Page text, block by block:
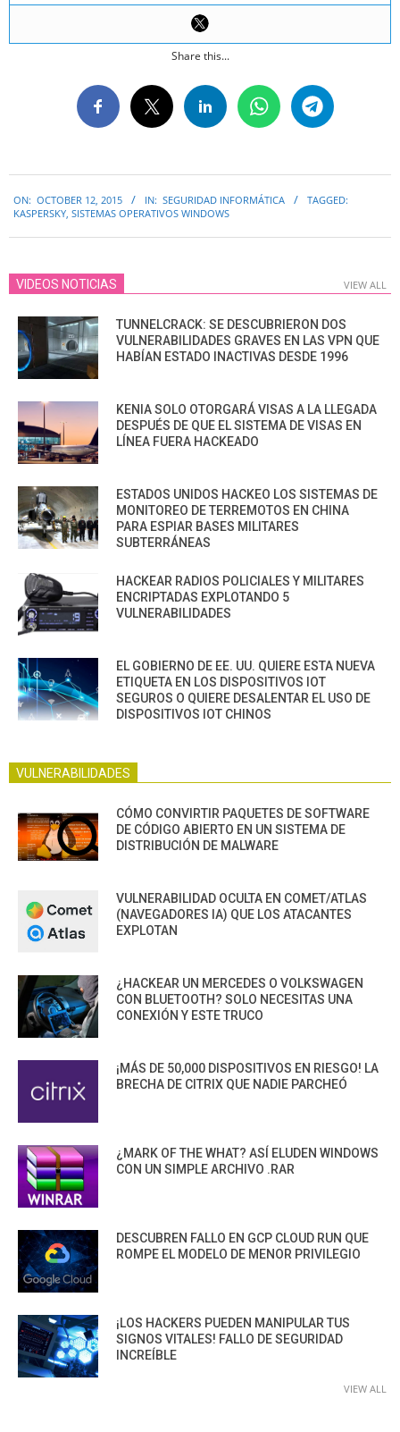
Share this...
10-
ON: OCTOBER 12, 2015 IN: SEGURIDAD INFORMÁTICA
TAGGED:
KASPERSKY SISTEMAS OPERATIVOS WINDOWS
VIDEOS NOTICIAS VIEW ALL
TUNNELCRACK: SE DESCUBRIERON DOS
VULNERABILIDADES GRAVES EN LAS VPN QUE
HABÍAN ESTADO INACTIVAS DESDE 1996
KENIA SOLO OTORGARÁ VISAS A LA LLEGADA
DESPUÉS DE QUE EL SISTEMA DE VISAS EN
LÍNEA FUERA HACKEADO
ESTADOS UNIDOS HACKEO LOS SISTEMAS DE
MONITOREO DE TERREMOTOS EN CHINA
PARA ESPIAR BASES MILITARES
SUBTERRÁNEAS
HACKEAR RADIOS POLICIALES Y MILITARES
ENCRIPTADAS EXPLOTANDO 5
VULNERABILIDADES
EL GOBIERNO DE EE. UU. QUIERE ESTA NUEVA
ETIQUETA EN LOS DISPOSITIVOS IOT
SEGUROS O QUIERE DESALENTAR EL USO DE
DISPOSITIVOS IOT CHINOS
VULNERABILIDADES
CÓMO CONVIRTIR PAQUETES DE SOFTWARE
DE CÓDIGO ABIERTO EN UN SISTEMA DE
DISTRIBUCIÓN DE MALWARE
VULNERABILIDAD OCULTA EN COMET/ATLAS
(NAVEGADORES IA) QUE LOS ATACANTES
EXPLOTAN
¿HACKEAR UN MERCEDES O VOLKSWAGEN
CON BLUETOOTH? SOLO NECESITAS UNA
CONEXIÓN Y ESTE TRUCO
¡MÁS DE 50,000 DISPOSITIVOS EN RIESGO! LA
BRECHA DE CITRIX QUE NADIE PARCHEÓ
¿MARK OF THE WHAT? ASÍ ELUDEN WINDOWS
CON UN SIMPLE ARCHIVO .RAR
DESCUBREN FALLO EN GCP CLOUD RUN QUE
ROMPE EL MODELO DE MENOR PRIVILEGIO
¡LOS HACKERS PUEDEN MANIPULAR TUS
SIGNOS VITALES! FALLO DE SEGURIDAD
INCREÍBLE
VIEW ALL